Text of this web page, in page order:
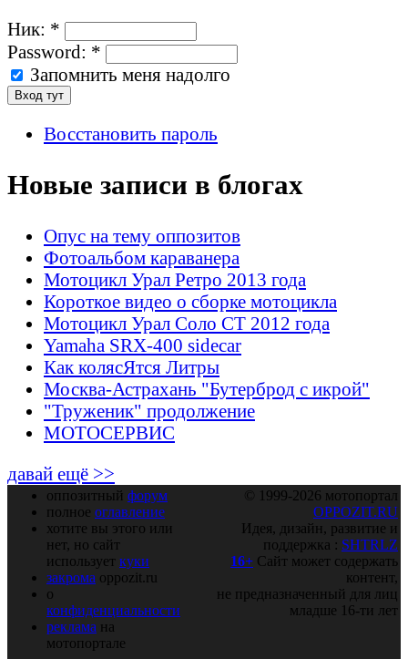
Ник: *
Password: *
Запомнить меня надолго
Восстановить пароль
Новые записи в блогах
Опус на тему оппозитов
Фотоальбом караванера
Мотоцикл Урал Ретро 2013 года
Короткое видео о сборке мотоцикла
Мотоцикл Урал Соло СТ 2012 года
Yamaha SRX-400 sidecar
Как колясЯтся Литры
Москва-Астрахань "Бутерброд с икрой"
"Труженик" продолжение
МОТОСЕРВИС
давай ещё >>
оппозитный форум
полное оглавление
хотите вы этого или
нет, но сайт
использует куки
закрома oppozit.ru
о
конфиденциальности
реклама на
мотопортале
© 1999-2026 мотопортал
OPPOZIT.RU
Идея, дизайн, развитие и
поддержка : SHTRLZ
16+ Сайт может содержать
контент,
не предназначенный для лиц
младше 16-ти лет